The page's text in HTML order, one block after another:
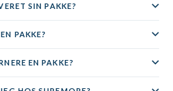
SIN PAKKE?
PAKKE?
EN PAKKE?